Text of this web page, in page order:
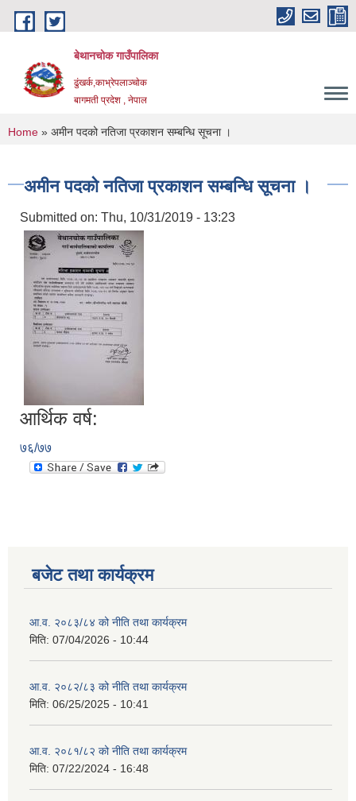
Skip to main content
बेथानचोक गाउँपालिका
ढुंखर्क,काभ्रेपलाञ्चाेक
बागमती प्रदेश , नेपाल
You are here
Home » अमीन पदको नतिजा प्रकाशन सम्बन्धि सूचना ।
अमीन पदको नतिजा प्रकाशन सम्बन्धि सूचना ।
Submitted on: Thu, 10/31/2019 - 13:23
आर्थिक वर्ष:
७६/७७
बजेट तथा कार्यक्रम
आ.व. २०८३/८४ को नीति तथा कार्यक्रम
मिति: 07/04/2026 - 10:44
आ.व. २०८२/८३ को नीति तथा कार्यक्रम
मिति: 06/25/2025 - 10:41
आ.व. २०८१/८२ को नीति तथा कार्यक्रम
मिति: 07/22/2024 - 16:48